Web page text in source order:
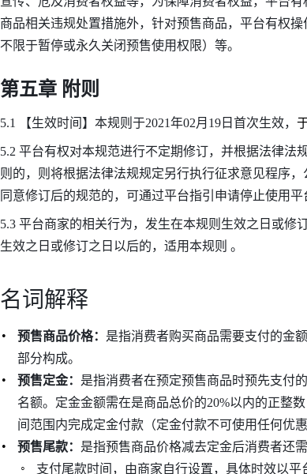
商品相关违规处置措施外，针对预售商品，平台有权
不限于暂停或永久关闭预售使用权限）等。
第五章 附则
5.1 【生效时间】本规则于2021年02月19日首次生效，
5.2 平台有权对本规范进行不定期修订，并根据法律法
则的，则将根据法律法规规定另行执行征求意见程序
同意修订后的规范的，可通过平台指引申请停止使用平
5.3 平台商家的相关行为，发生在本规则生效之日或修
生效之日或修订之日以后的，适用本规则 。
名词解释
预售商品价格： 是指消费者购买商品需要支付的金
部分构成。
预售定金： 是指消费者在预定预售商品时预先支付
名额。定金金额需在是商品总价的20%以内的正整
间范围内完成定金付款（定金付款不可使用任何优
预售尾款： 是指预售商品价格减去定金后消费者还需
支付尾款时间，由商家自行设置，具体时效以平